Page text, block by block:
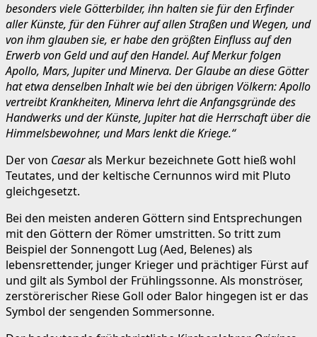
besonders viele Götterbilder, ihn halten sie für den Erfinder
aller Künste, für den Führer auf allen Straßen und Wegen, und
von ihm glauben sie, er habe den größten Einfluss auf den
Erwerb von Geld und auf den Handel. Auf Merkur folgen
Apollo, Mars, Jupiter und Minerva. Der Glaube an diese Götter
hat etwa denselben Inhalt wie bei den übrigen Völkern: Apollo
vertreibt Krankheiten, Minerva lehrt die Anfangsgründe des
Handwerks und der Künste, Jupiter hat die Herrschaft über die
Himmelsbewohner, und Mars lenkt die Kriege.“
Der von Caesarals Merkur bezeichnete Gott hieß wohl
Teutates, und der keltische Cernunnos wird mit Pluto
gleichgesetzt.
Bei den meisten anderen Göttern sind Entsprechungen
mit den Göttern der Römer umstritten. So tritt zum
Beispiel der Sonnengott Lug (Aed, Belenes) als
lebensrettender, junger Krieger und prächtiger Fürst auf
und gilt als Symbol der Frühlingssonne. Als monströser,
zerstörerischer Riese Goll oder Balor hingegen ist er das
Symbol der sengenden Sommersonne.